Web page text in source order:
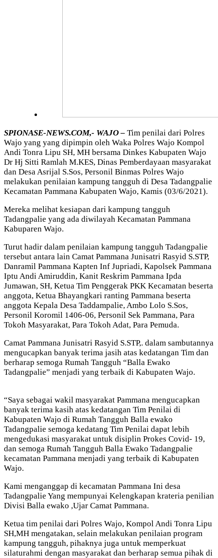
SPIONASE-NEWS.COM,- WAJO – Tim penilai dari Polres
Wajo yang yang dipimpin oleh Waka Polres Wajo Kompol
Andi Tonra Lipu SH, MH bersama Dinkes Kabupaten Wajo
Dr Hj Sitti Ramlah M.KES, Dinas Pemberdayaan masyarakat
dan Desa Asrijal S.Sos, Personil Binmas Polres Wajo
melakukan penilaian kampung tangguh di Desa Tadangpalie
Kecamatan Pammana Kabupaten Wajo, Kamis (03/6/2021).
Mereka melihat kesiapan dari kampung tangguh
Tadangpalie yang ada diwilayah Kecamatan Pammana
Kabuparen Wajo.
Turut hadir dalam penilaian kampung tangguh Tadangpalie
tersebut antara lain Camat Pammana Junisatri Rasyid S.STP,
Danramil Pammana Kapten Inf Jupriadi, Kapolsek Pammana
Iptu Andi Amiruddin, Kanit Reskrim Pammana Ipda
Jumawan, SH, Ketua Tim Penggerak PKK Kecamatan beserta
anggota, Ketua Bhayangkari ranting Pammana beserta
anggota Kepala Desa Taddampalie, Ambo Lolo S.Sos,
Personil Koromil 1406-06, Personil Sek Pammana, Para
Tokoh Masyarakat, Para Tokoh Adat, Para Pemuda.
Camat Pammana Junisatri Rasyid S.STP,. dalam sambutannya
mengucapkan banyak terima jasih atas kedatangan Tim dan
berharap semoga Rumah Tangguh “Balla Ewako
Tadangpalie” menjadi yang terbaik di Kabupaten Wajo.
“Saya sebagai wakil masyarakat Pammana mengucapkan
banyak terima kasih atas kedatangan Tim Penilai di
Kabupaten Wajo di Rumah Tangguh Balla ewako
Tadangpalie semoga kedatang Tim Penilai dapat lebih
mengedukasi masyarakat untuk disiplin Prokes Covid- 19,
dan semoga Rumah Tangguh Balla Ewako Tadangpalie
kecamatan Pammana menjadi yang terbaik di Kabupaten
Wajo.
Kami menganggap di kecamatan Pammana Ini desa
Tadangpalie Yang mempunyai Kelengkapan krateria penilian
Divisi Balla ewako ,Ujar Camat Pammana.
Ketua tim penilai dari Polres Wajo, Kompol Andi Tonra Lipu
SH,MH mengatakan, selain melakukan penilaian program
kampung tangguh, pihaknya juga untuk memperkuat
silaturahmi dengan masyarakat dan berharap semua pihak di